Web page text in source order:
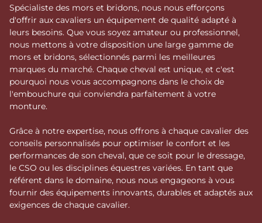
Spécialiste des mors et bridons, nous nous efforçons
d'offrir aux cavaliers un équipement de qualité adapté à
leurs besoins. Que vous soyez amateur ou professionnel,
nous mettons à votre disposition une large gamme de
mors et bridons, sélectionnés parmi les meilleures
marques du marché. Chaque cheval est unique, et c'est
pourquoi nous vous accompagnons dans le choix de
l'embouchure qui conviendra parfaitement à votre
monture.
Grâce à notre expertise, nous offrons à chaque cavalier des
conseils personnalisés pour optimiser le confort et les
performances de son cheval, que ce soit pour le dressage,
le CSO ou les disciplines équestres variées. En tant que
référent dans le domaine, nous nous engageons à vous
fournir des équipements innovants, durables et adaptés aux
exigences de chaque cavalier.